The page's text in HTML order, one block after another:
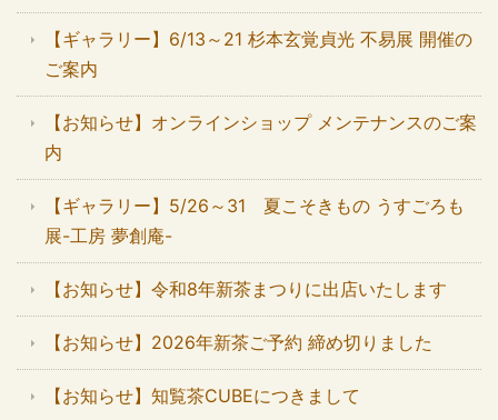
【ギャラリー】6/13～21 杉本玄覚貞光 不易展 開催の
ご案内
【お知らせ】オンラインショップ メンテナンスのご案
内
【ギャラリー】5/26～31 夏こそきもの うすごろも
展-工房 夢創庵-
【お知らせ】令和8年新茶まつりに出店いたします
【お知らせ】2026年新茶ご予約 締め切りました
【お知らせ】知覧茶CUBEにつきまして